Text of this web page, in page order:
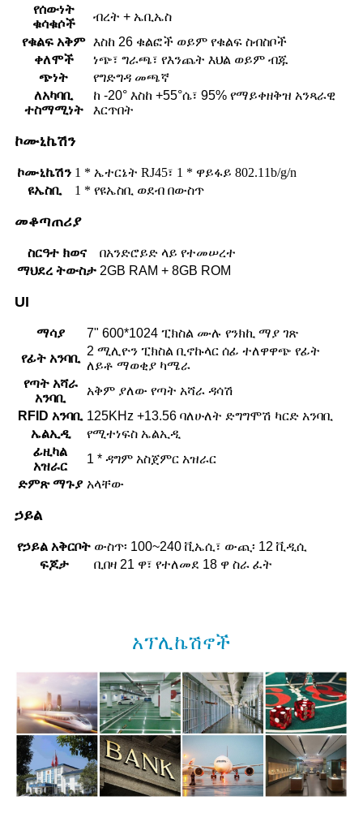
የሰውነት
ቁሳቁሶች
ብረት + ኤቢኤስ
የቁልፍ አቅም እስከ 26 ቁልፎች ወይም የቁልፍ ስብስቦች
ቀለሞች
ነጭ፣ ግራጫ፣ የእንጨት እህል ወይም ብጁ
ጭነት
የግድግዳ መጫኛ
ለአካባቢ
ተስማሚነት
ከ -20° እስከ +55°ሴ፣ 95% የማይቀዘቅዝ አንጻራዊ
እርጥበት
ኮሙኒኬሽን
ኮሙኒኬሽን 1 * ኤተርኔት RJ45፣ 1 * ዋይፋይ 802.11b/g/n
ዩኤስቢ
1 * የዩኤስቢ ወደብ በውስጥ
መቆጣጠሪያ
ስርዓተ ክወና
በአንድሮይድ ላይ የተመሠረተ
ማህደረ ትውስታ 2GB RAM + 8GB ROM
UI
ማሳያ
7" 600*1024 ፒክስል ሙሉ የንክኪ ማያ ገጽ
የፊት አንባቢ
2 ሚሊዮን ፒክስል ቢኖኩላር ሰፊ ተለዋዋጭ የፊት
ለይቶ ማወቂያ ካሜራ
የጣት አሻራ
አንባቢ
አቅም ያለው የጣት አሻራ ዳሳሽ
RFID አንባቢ 125KHz +13.56 ባለሁለት ድግግሞሽ ካርድ አንባቢ
ኤልኢዲ
የሚተነፍስ ኤልኢዲ
ፊዚካል
አዝራር
1 * ዳግም አስጀምር አዝራር
ድምጽ ማጉያ አላቸው
ኃይል
የኃይል አቅርቦት ውስጥ፡ 100~240 ቪኤሲ፣ ውጪ፡ 12 ቪዲሲ
ፍጆታ
ቢበዛ 21 ዋ፣ የተለመደ 18 ዋ ስራ ፈት
አፕሊኬሽኖች